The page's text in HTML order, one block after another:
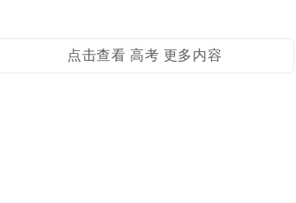
点击查看 高考 更多内容